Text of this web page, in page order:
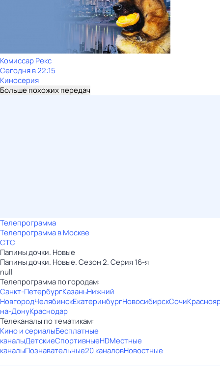
Комиссар Рекс
Сегодня в 22:15
Киносерия
Больше похожих передач
Телепрограмма
Телепрограмма в Москве
СТС
Папины дочки. Новые
Папины дочки. Новые. Сезон 2. Серия 16-я
null
Телепрограмма по городам:
Санкт-ПетербургКазаньНижний
НовгородЧелябинскЕкатеринбургНовосибирскСочи
на-ДонуКраснодар
Телеканалы по тематикам:
Кино и сериалыБесплатные
каналыДетскиеСпортивныеHDМестные
каналыПознавательные20 каналовНовостные